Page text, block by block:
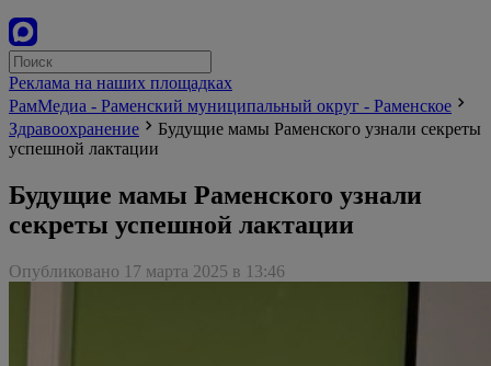
Реклама на наших площадках
РамМедиа - Раменский муниципальный округ - Раменское
Здравоохранение
Будущие мамы Раменского узнали секреты
успешной лактации
Будущие мамы Раменского узнали
секреты успешной лактации
Опубликовано 17 марта 2025 в 13:46